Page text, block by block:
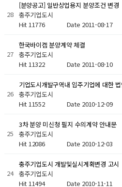
28
[분양공고] 일반상업용지 분양조건 변경
충주기업도시
Hit 11776 Date 2011-08-17
27
한국바이켐 분양계약 체결
충주기업도시
Hit 11322 Date 2011-08-10
26
기업도시개발구역내 입주기업에 대한
충주기업도시
Hit 11552 Date 2010-12-09
25
3차 분양 미신청 필지 수의계약 안내문
충주기업도시
Hit 12086 Date 2010-12-03
24
충주기업도시 개발및실시계획변경 고시
충주기업도시
Hit 11494 Date 2010-11-11